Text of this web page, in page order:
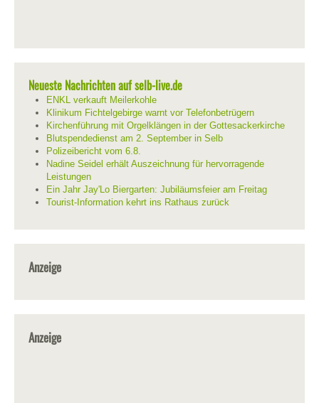
Neueste Nachrichten auf selb-live.de
ENKL verkauft Meilerkohle
Klinikum Fichtelgebirge warnt vor Telefonbetrügern
Kirchenführung mit Orgelklängen in der Gottesackerkirche
Blutspendedienst am 2. September in Selb
Polizeibericht vom 6.8.
Nadine Seidel erhält Auszeichnung für hervorragende
Leistungen
Ein Jahr Jay'Lo Biergarten: Jubiläumsfeier am Freitag
Tourist-Information kehrt ins Rathaus zurück
Anzeige
Anzeige